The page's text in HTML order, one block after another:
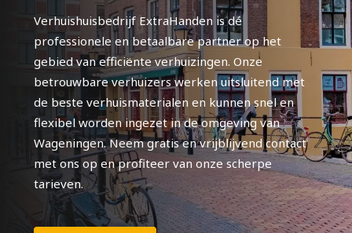
Verhuishuisbedrijf ExtraHanden is dé
professionele en betaalbare partner op het
gebied van efficiënte verhuizingen. Onze
betrouwbare verhuizers werken uitsluitend met
de beste verhuismaterialen en kunnen snel en
flexibel worden ingezet in de omgeving van
Wageningen. Neem gratis en vrijblijvend contact
met ons op en profiteer van onze scherpe
tarieven.